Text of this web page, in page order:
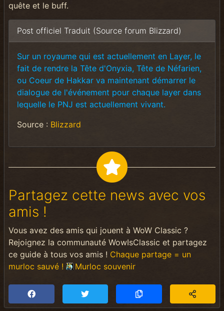
quête et le buff.
Post officiel Traduit (Source forum Blizzard)
Sur un royaume qui est actuellement en Layer, le
fait de rendre la Tête d'Onyxia, Tête de Néfarien,
ou Coeur de Hakkar va maintenant démarrer le
dialogue de l'événement pour chaque layer dans
lequelle le PNJ est actuellement vivant.
Source : Blizzard
Partagez cette news avec vos
amis !
Vous avez des amis qui jouent à WoW Classic ?
Rejoignez la communauté WowIsClassic et partagez
ce guide à tous vos amis ! Chaque partage = un
murloc sauvé !
Murloc souvenir